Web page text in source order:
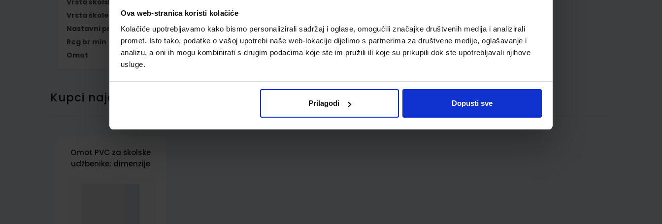
Ova web-stranica koristi kolačiće
Kolačiće upotrebljavamo kako bismo personalizirali sadržaj i oglase, omogućili značajke društvenih medija i analizirali
promet. Isto tako, podatke o vašoj upotrebi naše web-lokacije dijelimo s partnerima za društvene medije, oglašavanje i
analizu, a oni ih mogu kombinirati s drugim podacima koje ste im pružili ili koje su prikupili dok ste upotrebljavali njihove
usluge.
Prilagodi Dopusti sve
Vrsta školske knjige
Vrsta škole
1 OSNOVNA
Nastavni predmet
PRIRODA I DRUŠTVO
Reg br min
7637-DOM
Omot
500162
Kupci najčešće biraju..
Omot PVC za školske
udžbenike; dimenzije